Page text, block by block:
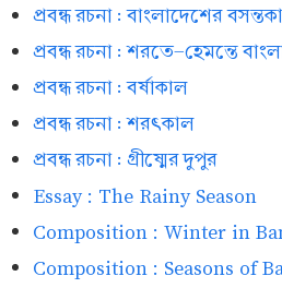
প্রবন্ধ রচনা : বাংলাদেশের
প্রবন্ধ রচনা : শরতে-হেমন্তে
প্রবন্ধ রচনা : বর্ষাকাল
প্রবন্ধ রচনা : শরৎকাল
প্রবন্ধ রচনা : গ্রীষ্মের দুপুর
Essay : The Rainy Season
Composition : Winter in
Composition : Seasons of